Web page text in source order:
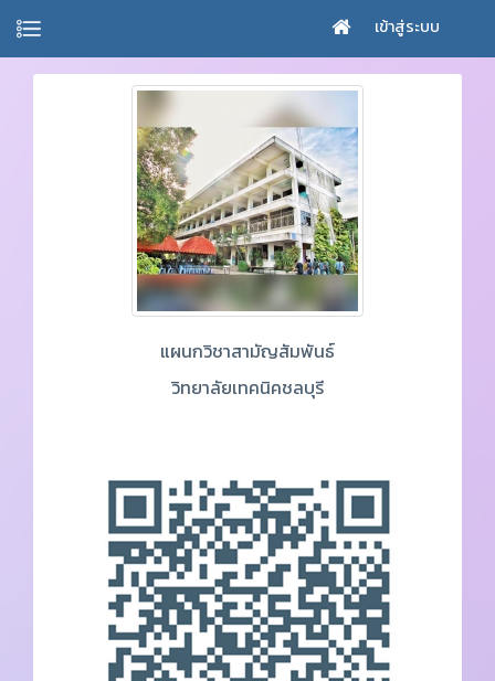
เข้าสู่ระบบ
แผนกวิชาสามัญสัมพันธ์
วิทยาลัยเทคนิคชลบุรี